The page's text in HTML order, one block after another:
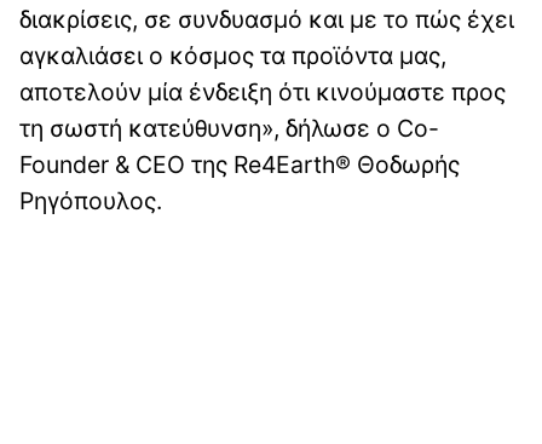
διακρίσεις, σε συνδυασμό και με το πώς έχει
αγκαλιάσει ο κόσμος τα προϊόντα μας,
αποτελούν μία ένδειξη ότι κινούμαστε προς
τη σωστή κατεύθυνση», δήλωσε ο Co-
Founder & CEO της Re4Earth® Θοδωρής
Ρηγόπουλος.